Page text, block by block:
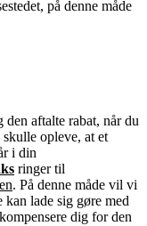
på denne måde
aftalte rabat, når du
opleve, at et
i din
ringer til
. På denne måde vil vi
lade sig gøre med
dig for den